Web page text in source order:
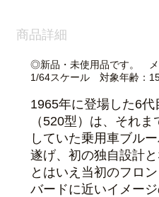
商品詳細
◎新品・未使用品です。 メ
1/64スケール 対象年齢：
1965年に登場した6
（520型）は、それ
していた乗用車ブル
遂げ、初の独自設計
とはいえ当初のフロ
バードに近いイメー